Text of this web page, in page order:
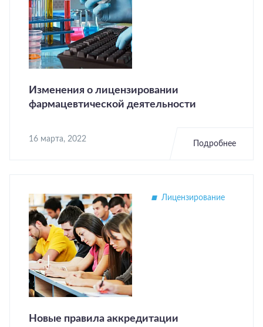
Изменения о лицензировании
фармацевтической деятельности
16 марта, 2022
Подробнее
Лицензирование
Новые правила аккредитации